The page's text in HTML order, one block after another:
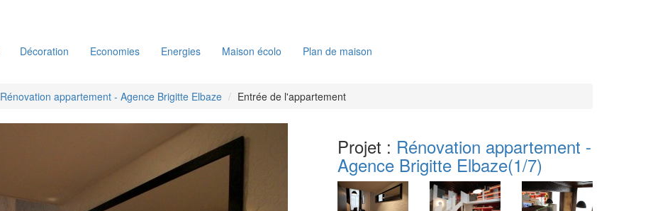
Décoration Economies Energies Maison écolo Plan de maison
Rénovation appartement - Agence Brigitte Elbaze Entrée de l'appartement
Projet : Rénovation appartement -
Agence Brigitte Elbaze(1/7)